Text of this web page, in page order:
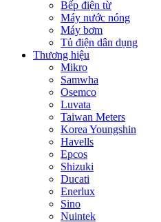
Bếp điện từ
Máy nước nóng
Máy bơm
Tủ điện dân dụng
Thương hiệu
Mikro
Samwha
Osemco
Luvata
Taiwan Meters
Korea Youngshin
Havells
Epcos
Shizuki
Ducati
Enerlux
Sino
Nuintek